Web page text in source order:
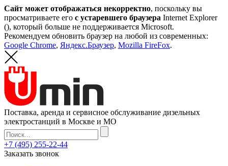
Сайт может отображаться некорректно, поскольку вы
просматриваете его с устаревшего браузера Internet Explorer
(), который больше не поддерживается Microsoft.
Рекомендуем обновить браузер на любой из современных:
Google Chrome, Яндекс.Браузер, Mozilla FireFox.
Поставка, аренда и сервисное обслуживание дизельных
электростанций в Москве и МО
+7 (495) 255-22-44
Заказать звонок